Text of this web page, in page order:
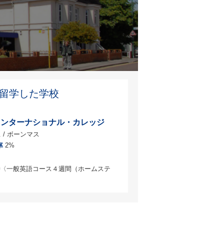
学した学校
ターナショナル・カレッジ
/ ボーンマス
2%
〈一般英語コース４週間（ホームステ